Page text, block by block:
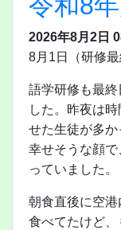
2026年8月2日
8月1日（研修最
語学研修も最終
した。昨夜は
せた生徒が多
幸せそうな顔
っていました。
朝食直後に空
食べてたけど、